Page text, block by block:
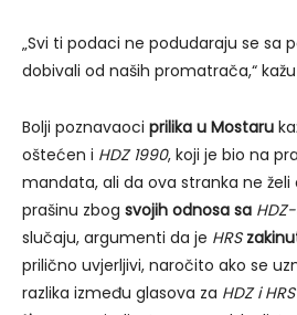
„Svi ti podaci ne podudaraju se sa
dobivali od naših promatrača,“
Bolji poznavaoci prilika u Mostaru
oštećen i HDZ 1990, koji je bio na
mandata, ali da ova stranka ne želi
prašinu zbog svojih odnosa sa
slučaju, argumenti da je HRS
prilično uvjerljivi, naročito ako se
razlika između glasova za HDZ i HRS